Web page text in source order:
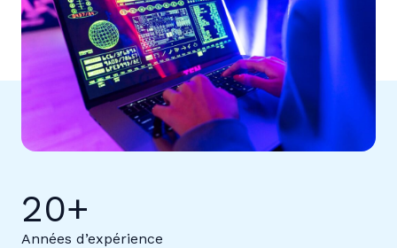
20+
Années d’expérience